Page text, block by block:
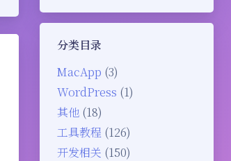
分类目录
MacApp (3)
WordPress (1)
其他 (18)
工具教程 (126)
开发相关 (150)